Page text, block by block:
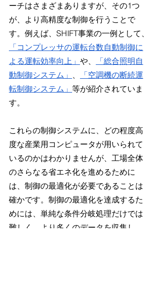
ーチはさまざまありますが、その1つ
が、より高精度な制御を行うことで
す。例えば、SHIFT事業の一例として、
「コンプレッサの運転台数自動制御に
よる運転効率向上」 や、
「総合照明自
動制御システム」 、
「空調機の断続運
転制御システム」 等が紹介されていま
す。
これらの制御システムに、どの程度高
度な産業用コンピュータが用いられて
いるのかはわかりませんが、工場全体
のさらなる省エネ化を進めるために
は、制御の最適化が必要であることは
確かです。制御の最適化を達成するた
めには、単純な条件分岐処理だけでは
難しく、より多くのデータを収集し、